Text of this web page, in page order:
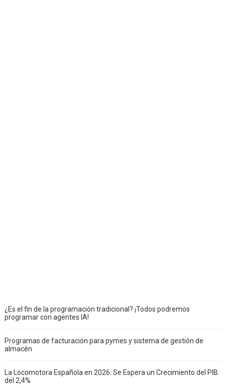
¿Es el fin de la programación tradicional? ¡Todos podremos
programar con agentes IA!
Programas de facturación para pymes y sistema de gestión de
almacén
La Locomotora Española en 2026: Se Espera un Crecimiento del PIB
del 2,4%